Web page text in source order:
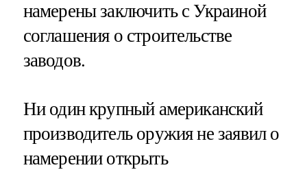
намерены заключить с Украиной
соглашения о строительстве
заводов.
Ни один крупный американский
производитель оружия не заявил о
намерении открыть